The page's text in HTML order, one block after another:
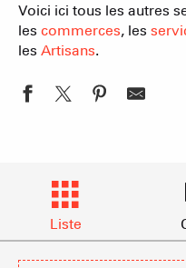
Voici ici tous les autres
les commerces, les
les Artisans.
Liste